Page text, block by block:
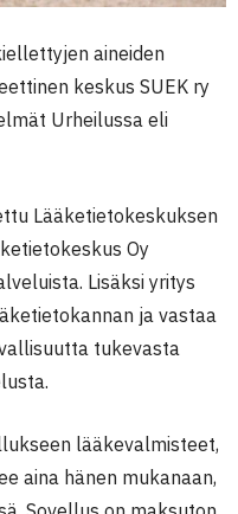
aineiden
keskus SUEK ry
Urheilussa eli
Lääketietokeskuksen
Oy
Lisäksi yritys
ja vastaa
tukevasta
lääkevalmisteet,
aina hänen mukanaan,